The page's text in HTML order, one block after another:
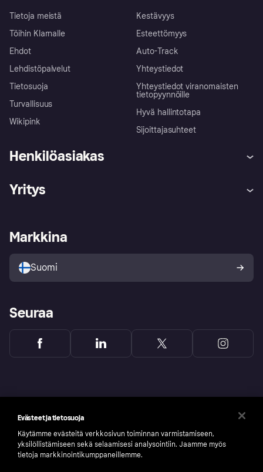
Tietoja meistä
Töihin Klarnalle
Ehdot
Lehdistöpalvelut
Tietosuoja
Turvallisuus
Wikipink
Kestävyys
Esteettömyys
Auto-Track
Yhteystiedot
Yhteystiedot viranomaisten
tietopyynnöille
Hyvä hallintotapa
Sijoittajasuhteet
Henkilöasiakas
Kirjaudu sisään
Tutustu kauppoihin
Ostajan turva
Yritys
Kirjaudu sisään yrityksenä
Markkina
Suomi
Seuraa
Evästeet ja tietosuoja
Käytämme evästeitä verkkosivun toiminnan varmistamiseen,
yksilöllistämiseen sekä selaamisesi analysointiin. Jaamme myös
tietoja markkinointikumppaneillemme.